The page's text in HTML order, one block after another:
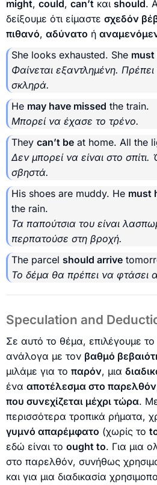
might, could, can’t και should.
δείξουμε ότι είμαστε σχεδόν
πιθανό, αδύνατο ή
She looks exhausted. She must
Φαίνεται εξαντλημένη.
σκληρά.
He may have missed the train.
Μπορεί να έχασε το τρένο.
They can’t be at home. All the
Δεν μπορεί να είναι στο
σβηστά.
His shoes are muddy. He must
the rain.
Τα παπούτσια του είναι
περπατούσε στη βροχή.
The parcel should arrive
Το δέμα θα πρέπει να φτάσει
Speculation and
Σε αυτό το θέμα, επιλέγουμε
ανάλογα με τον βαθμό
μιλάμε για το παρόν, μια
ένα αποτέλεσμα στο παρελθόν
που συνεχίζεται μέχρι τώρα.
περισσότερα τροπικά ρήματα,
γυμνό απαρέμφατο (χωρίς το
εδώ είναι το ought to. Για μια
στο παρελθόν, συνήθως
και για μια διαδικασία